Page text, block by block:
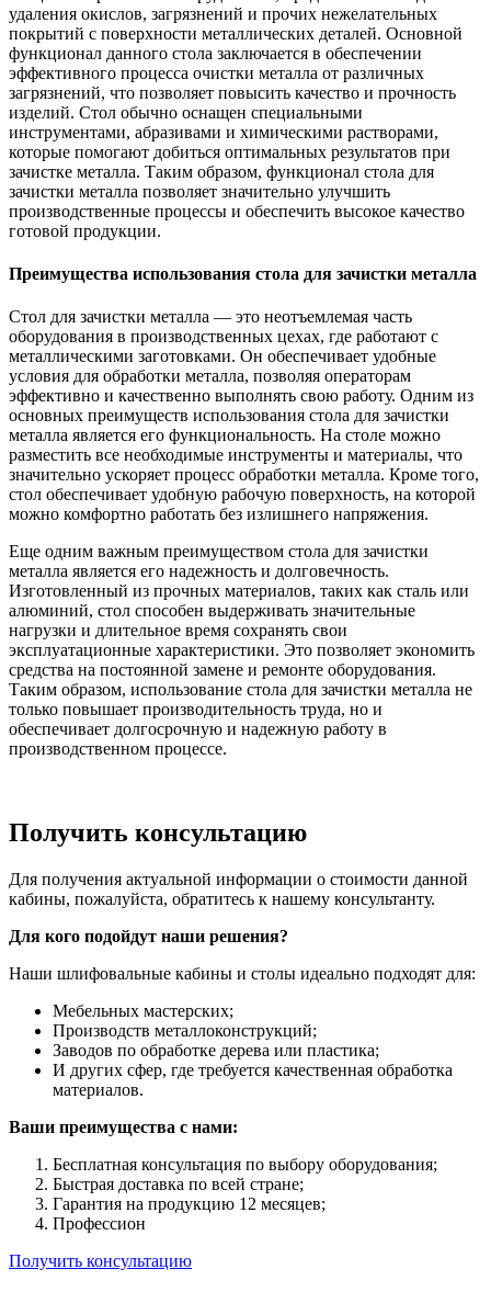
удаления окислов, загрязнений и прочих нежелательных
покрытий с поверхности металлических деталей. Основной
функционал данного стола заключается в обеспечении
эффективного процесса очистки металла от различных
загрязнений, что позволяет повысить качество и прочность
изделий. Стол обычно оснащен специальными
инструментами, абразивами и химическими растворами,
которые помогают добиться оптимальных результатов при
зачистке металла. Таким образом, функционал стола для
зачистки металла позволяет значительно улучшить
производственные процессы и обеспечить высокое качество
готовой продукции.
Преимущества использования стола для зачистки металла
Стол для зачистки металла — это неотъемлемая часть
оборудования в производственных цехах, где работают с
металлическими заготовками. Он обеспечивает удобные
условия для обработки металла, позволяя операторам
эффективно и качественно выполнять свою работу. Одним из
основных преимуществ использования стола для зачистки
металла является его функциональность. На столе можно
разместить все необходимые инструменты и материалы, что
значительно ускоряет процесс обработки металла. Кроме того,
стол обеспечивает удобную рабочую поверхность, на которой
можно комфортно работать без излишнего напряжения.
Еще одним важным преимуществом стола для зачистки
металла является его надежность и долговечность.
Изготовленный из прочных материалов, таких как сталь или
алюминий, стол способен выдерживать значительные
нагрузки и длительное время сохранять свои
эксплуатационные характеристики. Это позволяет экономить
средства на постоянной замене и ремонте оборудования.
Таким образом, использование стола для зачистки металла не
только повышает производительность труда, но и
обеспечивает долгосрочную и надежную работу в
производственном процессе.
Получить консультацию
Для получения актуальной информации о стоимости данной
кабины, пожалуйста, обратитесь к нашему консультанту.
Для кого подойдут наши решения?
Наши шлифовальные кабины и столы идеально подходят для:
Мебельных мастерских;
Производств металлоконструкций;
Заводов по обработке дерева или пластика;
И других сфер, где требуется качественная обработка
материалов.
Ваши преимущества с нами:
Бесплатная консультация по выбору оборудования;
Быстрая доставка по всей стране;
Гарантия на продукцию 12 месяцев;
Профессион
Получить консультацию